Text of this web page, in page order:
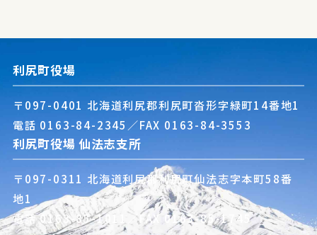
利尻町役場
〒097-0401 北海道利尻郡利尻町沓形字緑町14番地1
電話 0163-84-2345 ／FAX 0163-84-3553
利尻町役場 仙法志支所
〒097-0311 北海道利尻郡利尻町仙法志字本町58番
地1
電話0163-85-1011 ／FAX 0163-85-1745